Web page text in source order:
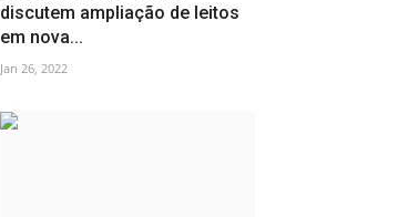
discutem ampliação de leitos
em nova...
Jan 26, 2022